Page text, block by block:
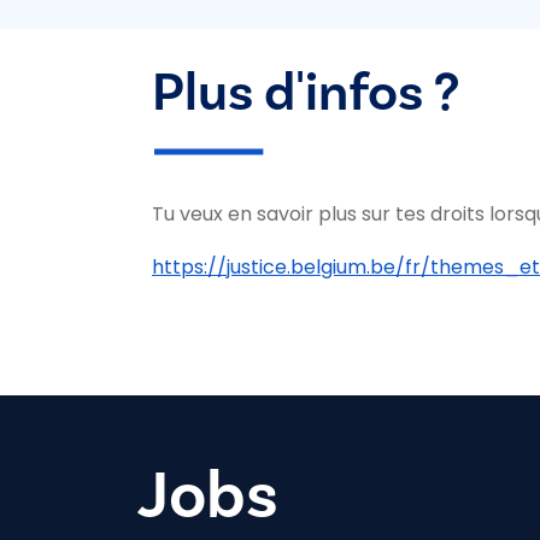
Plus d'infos ?
Tu veux en savoir plus sur tes droits
https://justice.belgium.be/fr/
Jobs